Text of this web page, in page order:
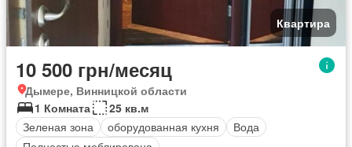
Квартира
10 500 грн/месяц
Дымере, Винницкой области
1 Комната
25 кв.м
Зеленая зона
оборудованная кухня
Вода